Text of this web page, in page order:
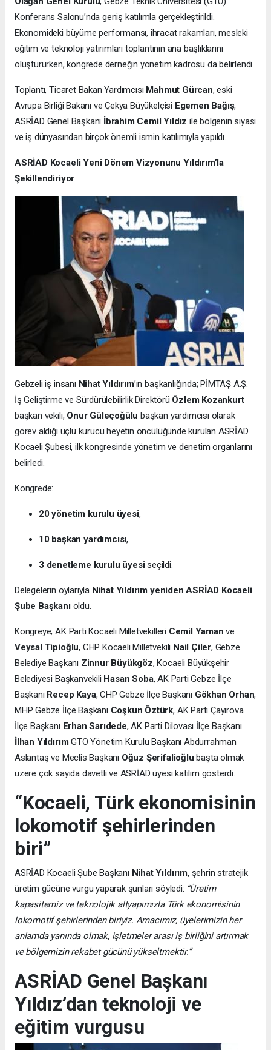
Konferans Salonu’nda geniş katılımla gerçekleştirildi.
Ekonomideki büyüme performansı, ihracat rakamları, mesleki
eğitim ve teknoloji yatırımları toplantının ana başlıklarını
oluştururken, kongrede derneğin yönetim kadrosu da belirlendi.
Toplantı, Ticaret Bakan Yardımcısı Mahmut Gürcan, eski
Avrupa Birliği Bakanı ve Çekya Büyükelçisi Egemen Bağış,
ASRİAD Genel Başkanı İbrahim Cemil Yıldız ile bölgenin siyasi
ve iş dünyasından birçok önemli ismin katılımıyla yapıldı.
ASRİAD Kocaeli Yeni Dönem Vizyonunu Yıldırım’la
Şekillendiriyor
Gebzeli iş insanı Nihat Yıldırım’ın başkanlığında; PİMTAŞ A.Ş.
İş Geliştirme ve Sürdürülebilirlik Direktörü Özlem Kozankurt
başkan vekili, Onur Güleçoğülu başkan yardımcısı olarak
görev aldığı üçlü kurucu heyetin öncülüğünde kurulan ASRİAD
Kocaeli Şubesi, ilk kongresinde yönetim ve denetim organlarını
belirledi.
Kongrede:
20 yönetim kurulu üyesi,
10 başkan yardımcısı,
3 denetleme kurulu üyesiseçildi.
Delegelerin oylarıyla Nihat Yıldırım yeniden ASRİAD Kocaeli
Şube Başkanıoldu.
Kongreye; AK Parti Kocaeli Milletvekilleri Cemil Yaman ve
Veysal Tipioğlu, CHP Kocaeli Milletvekili Nail Çiler, Gebze
Belediye Başkanı Zinnur Büyükgöz, Kocaeli Büyükşehir
Belediyesi Başkanvekili Hasan Soba, AK Parti Gebze İlçe
Başkanı Recep Kaya, CHP Gebze İlçe Başkanı Gökhan Orhan,
MHP Gebze İlçe Başkanı Coşkun Öztürk, AK Parti Çayırova
İlçe Başkanı Erhan Sarıdede, AK Parti Dilovası İlçe Başkanı
İlhan YıldırımGTO Yönetim Kurulu Başkanı Abdurrahman
Aslantaş ve Meclis Başkanı Oğuz Şerifalioğlu başta olmak
üzere çok sayıda davetli ve ASRİAD üyesi katılım gösterdi.
“Kocaeli, Türk ekonomisinin
lokomotif şehirlerinden
biri”
ASRİAD Kocaeli Şube Başkanı Nihat Yıldırım, şehrin stratejik
üretim gücüne vurgu yaparak şunları söyledi: “Üretim
kapasitemiz ve teknolojik altyapımızla Türk ekonomisinin
lokomotif şehirlerinden biriyiz. Amacımız, üyelerimizin her
anlamda yanında olmak, işletmeler arası iş birliğini artırmak
ve bölgemizin rekabet gücünü yükseltmektir.”
ASRİAD Genel Başkanı
Yıldız’dan teknoloji ve
eğitim vurgusu